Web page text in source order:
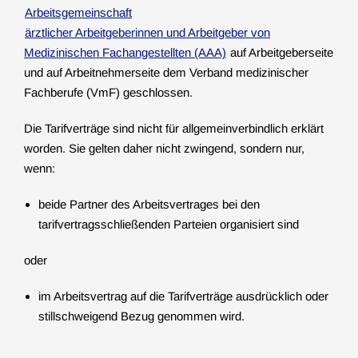
Arbeitsgemeinschaft
ärztlicher Arbeitgeberinnen und Arbeitgeber von
Medizinischen Fachangestellten (AAA) auf Arbeitgeberseite
und auf Arbeitnehmerseite dem Verband medizinischer
Fachberufe (VmF) geschlossen.
Die Tarifverträge sind nicht für allgemeinverbindlich erklärt
worden. Sie gelten daher nicht zwingend, sondern nur,
wenn:
beide Partner des Arbeitsvertrages bei den
tarifvertragsschließenden Parteien organisiert sind
oder
im Arbeitsvertrag auf die Tarifverträge ausdrücklich oder
stillschweigend Bezug genommen wird.